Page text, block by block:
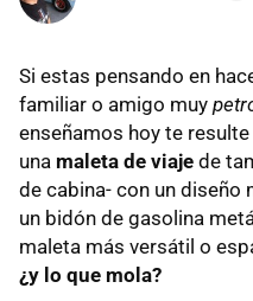
Si estas pensando en
familiar o amigo muy
enseñamos hoy te
una maleta de viaje de
de cabina- con un diseño
un bidón de gasolina
maleta más versátil o
¿y lo que mola?